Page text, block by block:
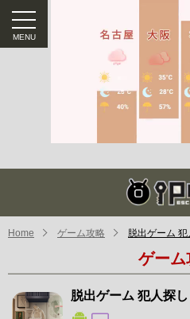
Home ゲーム攻略 脱出ゲーム 犯
ゲーム
脱出ゲーム 犯人探し